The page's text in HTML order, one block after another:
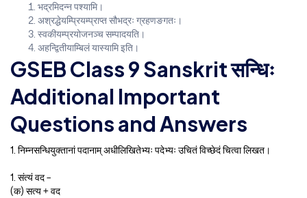
भद्रमिदन्न पश्यामि।
अश्रद्धेयम्प्रियम्प्राप्त सौभद्रः ग्रहणङगतः।
स्वकीयम्प्रयोजनञ्च सम्पादयति।
अहन्द्वितीयाम्बिलं यास्यामि इति।
GSEB Class 9 Sanskrit सन्धिः
Additional Important
Questions and Answers
1. निम्नसन्धियुक्तानां पदानाम् अधीलिखितेभ्यः पदेभ्यः उचितं विच्छेदं चित्वा लिखत।
1. संत्यं वद –
(क) सत्य + वद